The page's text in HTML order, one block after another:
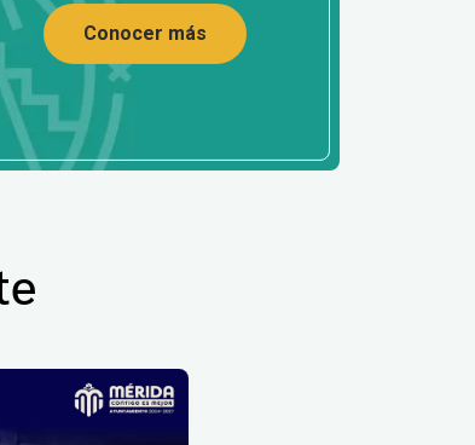
Conocer más